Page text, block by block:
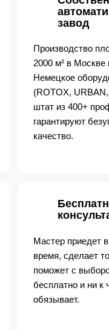
завод
Производство
2000 м² в
Немецкое
(ROTOX,
штат из 400+
гарантируют
качество.
Мастер приедет
время, сделает
поможет с
бесплатно и ни к
обязывает.